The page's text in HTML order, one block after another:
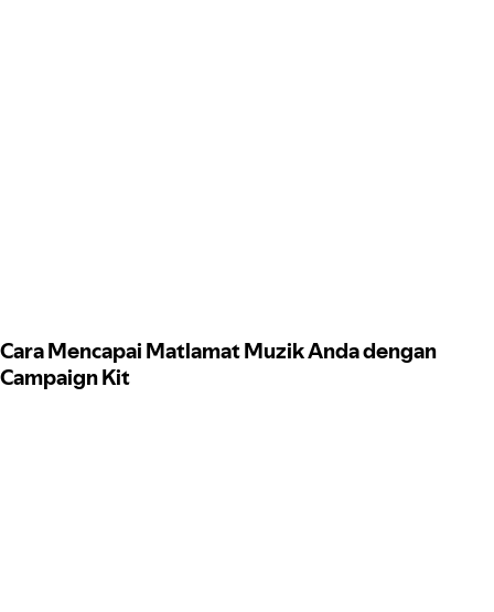
Cara Mencapai Matlamat Muzik Anda dengan
Campaign Kit